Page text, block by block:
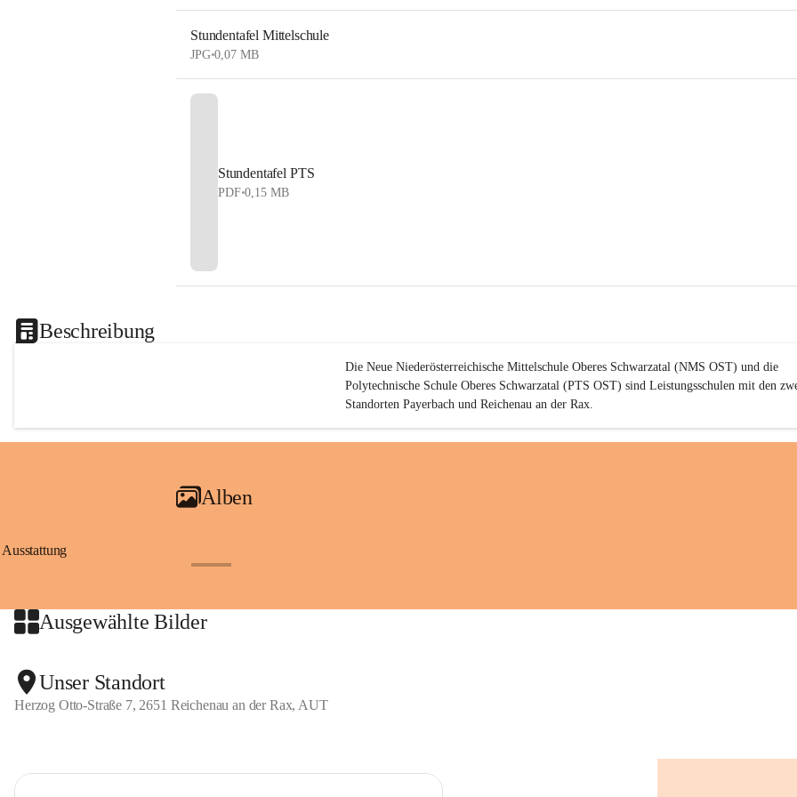
Stundentafel Mittelschule
JPG•0,07 MB
Stundentafel PTS
PDF•0,15 MB
Beschreibung
Die Neue Niederösterreichische Mittelschule Oberes Schwarzatal (NMS OST) und die
Polytechnische Schule Oberes Schwarzatal (PTS OST) sind Leistungsschulen mit den
Standorten Payerbach und Reichenau an der Rax.
Alben
Ausstattung
Ausgewählte Bilder
Unser Standort
Herzog Otto-Straße 7, 2651 Reichenau an der Rax, AUT